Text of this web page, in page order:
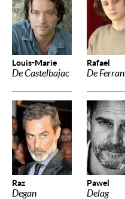
Louis-Marie
De Castelbajac
Rafael
De Ferran
Raz
Degan
Pawel
Delag